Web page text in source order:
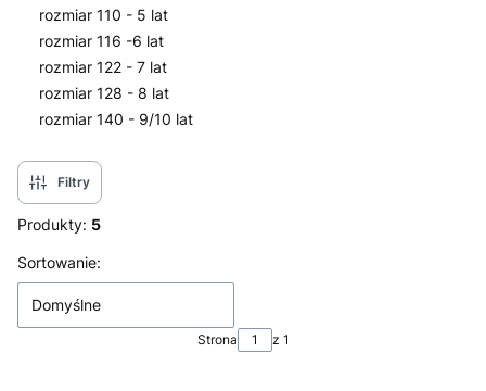
rozmiar 110 - 5 lat
rozmiar 116 -6 lat
rozmiar 122 - 7 lat
rozmiar 128 - 8 lat
rozmiar 140 - 9/10 lat
Filtry
Produkty: 5
Lista produktów
Sortowanie:
Domyślne
Strona z 1